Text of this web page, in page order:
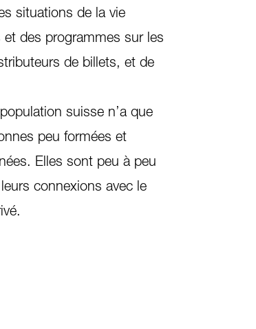
situations de la vie
des programmes sur les
de billets, et de
suisse n’a que
peu formées et
Elles sont peu à peu
connexions avec le